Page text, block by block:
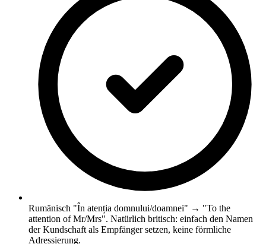
Rumänisch "În atenția domnului/doamnei" → "To the
attention of Mr/Mrs". Natürlich britisch: einfach den Namen
der Kundschaft als Empfänger setzen, keine förmliche
Adressierung.